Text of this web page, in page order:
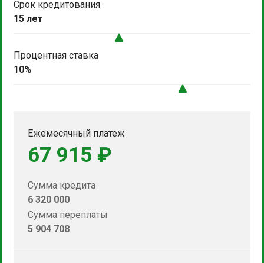
Срок кредитования
15 лет
Процентная ставка
10%
Ежемесячный платеж
67 915 ₽
Сумма кредита
6 320 000
Сумма переплаты
5 904 708